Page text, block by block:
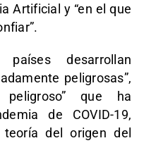
Artificial y “en el que
desarrollan
peligrosas”,
peligroso” que ha
de COVID-19,
del origen del